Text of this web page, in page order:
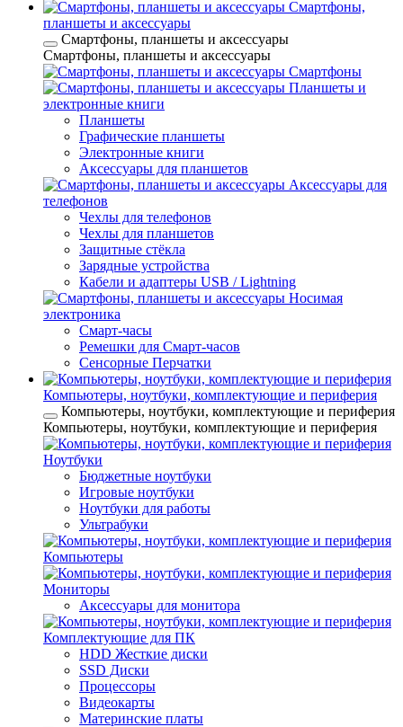
Смартфоны,
планшеты и аксессуары
Смартфоны, планшеты и аксессуары
Смартфоны, планшеты и аксессуары
Смартфоны
Планшеты и
электронные книги
Планшеты
Графические планшеты
Электронные книги
Аксессуары для планшетов
Аксессуары для
телефонов
Чехлы для телефонов
Чехлы для планшетов
Защитные стёкла
Зарядные устройства
Кабели и адаптеры USB / Lightning
Носимая
электроника
Смарт-часы
Ремешки для Смарт-часов
Сенсорные Перчатки
Компьютеры, ноутбуки, комплектующие и периферия
Компьютеры, ноутбуки, комплектующие и периферия
Компьютеры, ноутбуки, комплектующие и периферия
Ноутбуки
Бюджетные ноутбуки
Игровые ноутбуки
Ноутбуки для работы
Ультрабуки
Компьютеры
Мониторы
Аксессуары для монитора
Комплектующие для ПК
HDD Жесткие диски
SSD Диски
Процессоры
Видеокарты
Материнские платы